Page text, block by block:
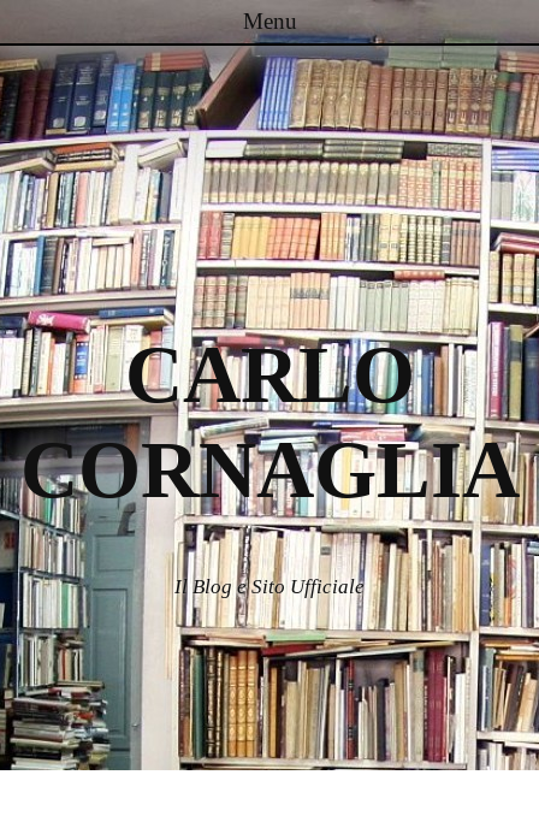
CARLO
CORNAGLIA
Il Blog e Sito Ufficiale
Menu
Passa al contenuto